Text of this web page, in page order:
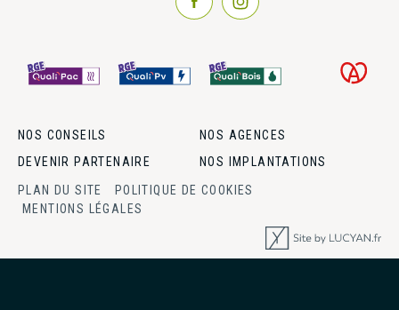
NOS CONSEILS
NOS AGENCES
DEVENIR PARTENAIRE
NOS IMPLANTATIONS
PLAN DU SITE
POLITIQUE DE COOKIES
MENTIONS LÉGALES